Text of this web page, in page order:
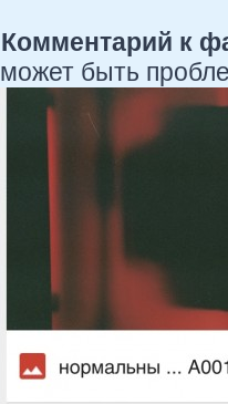
Комментарий к
может быть